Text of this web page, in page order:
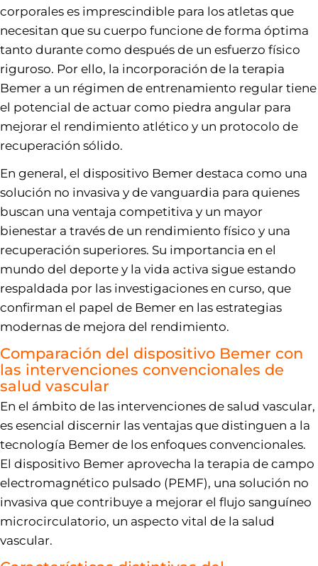
corporales es imprescindible para los atletas que
necesitan que su cuerpo funcione de forma óptima
tanto durante como después de un esfuerzo físico
riguroso. Por ello, la incorporación de la terapia
Bemer a un régimen de entrenamiento regular tiene
el potencial de actuar como piedra angular para
mejorar el rendimiento atlético y un protocolo de
recuperación sólido.
En general, el dispositivo Bemer destaca como una
solución no invasiva y de vanguardia para quienes
buscan una ventaja competitiva y un mayor
bienestar a través de un rendimiento físico y una
recuperación superiores. Su importancia en el
mundo del deporte y la vida activa sigue estando
respaldada por las investigaciones en curso, que
confirman el papel de Bemer en las estrategias
modernas de mejora del rendimiento.
Comparación del dispositivo Bemer con
las intervenciones convencionales de
salud vascular
En el ámbito de las intervenciones de salud vascular,
es esencial discernir las ventajas que distinguen a la
tecnología Bemer de los enfoques convencionales.
El dispositivo Bemer aprovecha la terapia de campo
electromagnético pulsado (PEMF), una solución no
invasiva que contribuye a mejorar el flujo sanguíneo
microcirculatorio, un aspecto vital de la salud
vascular.